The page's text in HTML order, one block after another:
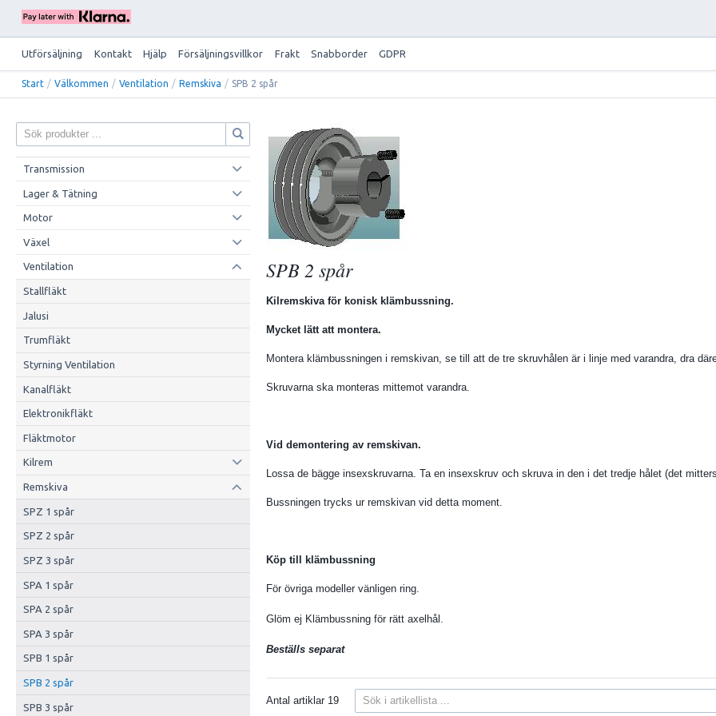
Utförsäljning Kontakt Hjälp Försäljningsvillkor Frakt Snabborder GDPR
Start / Välkommen / Ventilation / Remskiva / SPB 2 spår
Transmission
Lager & Tätning
Motor
Växel
Ventilation
Stallfläkt
Jalusi
Trumfläkt
Styrning Ventilation
Kanalfläkt
Elektronikfläkt
Fläktmotor
Kilrem
Remskiva
SPZ 1 spår
SPZ 2 spår
SPZ 3 spår
SPA 1 spår
SPA 2 spår
SPA 3 spår
SPB 1 spår
SPB 2 spår
SPB 3 spår
SPB 2 spår
Kilremskiva för konisk klämbussning.
Mycket lätt att montera.
Montera klämbussningen i remskivan, se till att de tre skruvhålen är i linje med varandra, dra
Skruvarna ska monteras mittemot varandra.
Vid demontering av remskivan.
Lossa de bägge insexskruvarna. Ta en insexskruv och skruva in den i det tredje hålet (det
Bussningen trycks ur remskivan vid detta moment.
Köp till klämbussning
För övriga modeller vänligen ring.
Glöm ej Klämbussning för rätt axelhål.
Beställs separat
Antal artiklar 19